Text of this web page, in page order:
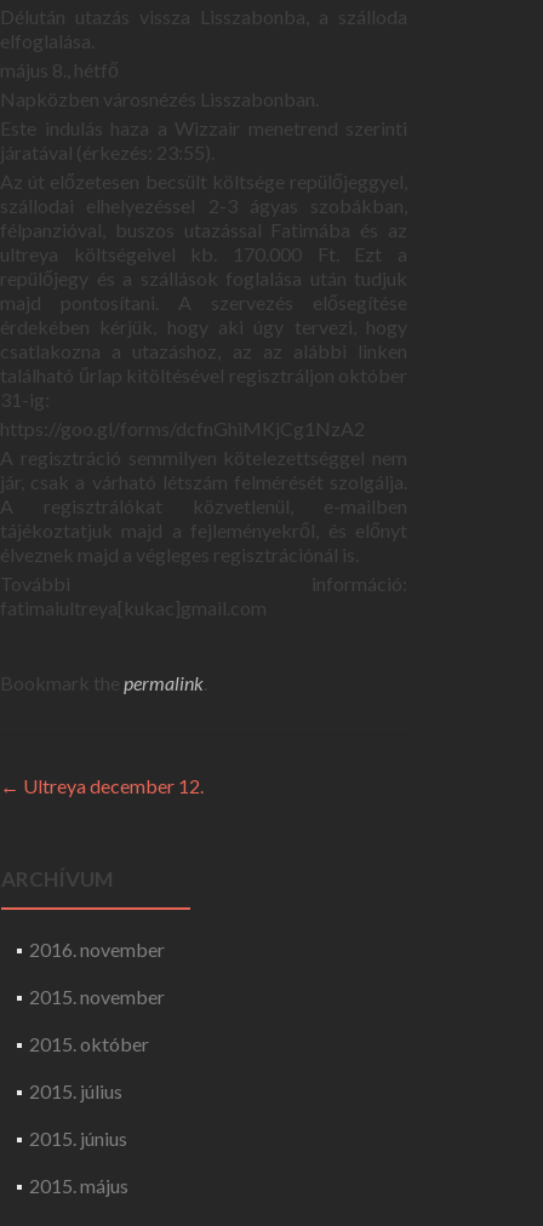
Délután utazás vissza Lisszabonba, a szálloda
elfoglalása.
május 8., hétfő
Napközben városnézés Lisszabonban.
Este indulás haza a Wizzair menetrend szerinti
járatával (érkezés: 23:55).
Az út előzetesen becsült költsége repülőjeggyel,
szállodai elhelyezéssel 2-3 ágyas szobákban,
félpanzióval, buszos utazással Fatimába és az
ultreya költségeivel kb. 170.000 Ft. Ezt a
repülőjegy és a szállások foglalása után tudjuk
majd pontosítani. A szervezés elősegítése
érdekében kérjük, hogy aki úgy tervezi, hogy
csatlakozna a utazáshoz, az az alábbi linken
található űrlap kitöltésével regisztráljon október
31-ig:
https://goo.gl/forms/dcfnGhiMKjCg1NzA2
A regisztráció semmilyen kötelezettséggel nem
jár, csak a várható létszám felmérését szolgálja.
A regisztrálókat közvetlenül, e-mailben
tájékoztatjuk majd a fejleményekről, és előnyt
élveznek majd a végleges regisztrációnál is.
További információ:
fatimaiultreya[kukac]gmail.com
Bookmark the permalink
Post navigation
← Ultreya december 12.
ARCHÍVUM
2016. november
2015. november
2015. október
2015. július
2015. június
2015. május